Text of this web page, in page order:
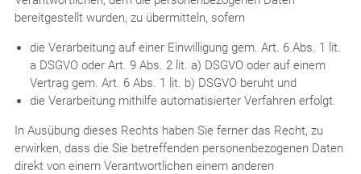
bereitgestellt wurden, zu übermitteln, sofern
die Verarbeitung auf einer Einwilligung gem. Art. 6 Abs. 1 lit.
a DSGVO oder Art. 9 Abs. 2 lit. a) DSGVO oder auf einem
Vertrag gem. Art. 6 Abs. 1 lit. b) DSGVO beruht und
die Verarbeitung mithilfe automatisierter Verfahren erfolgt.
In Ausübung dieses Rechts haben Sie ferner das Recht, zu
erwirken, dass die Sie betreffenden personenbezogenen Daten
direkt von einem Verantwortlichen einem anderen